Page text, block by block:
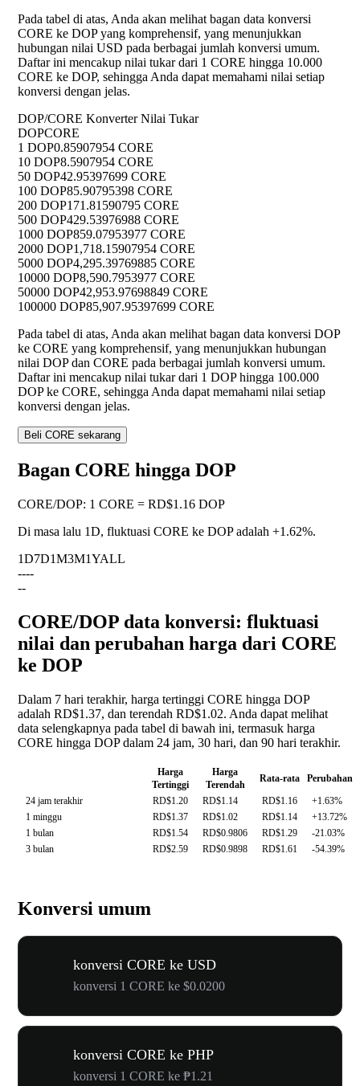
Pada tabel di atas, Anda akan melihat bagan data konversi
CORE ke DOP yang komprehensif, yang menunjukkan
hubungan nilai USD pada berbagai jumlah konversi umum.
Daftar ini mencakup nilai tukar dari 1 CORE hingga 10.000
CORE ke DOP, sehingga Anda dapat memahami nilai setiap
konversi dengan jelas.
DOP/CORE Konverter Nilai Tukar
DOPCORE
1 DOP0.85907954 CORE
10 DOP8.5907954 CORE
50 DOP42.95397699 CORE
100 DOP85.90795398 CORE
200 DOP171.81590795 CORE
500 DOP429.53976988 CORE
1000 DOP859.07953977 CORE
2000 DOP1,718.15907954 CORE
5000 DOP4,295.39769885 CORE
10000 DOP8,590.7953977 CORE
50000 DOP42,953.97698849 CORE
100000 DOP85,907.95397699 CORE
Pada tabel di atas, Anda akan melihat bagan data konversi DOP
ke CORE yang komprehensif, yang menunjukkan hubungan
nilai DOP dan CORE pada berbagai jumlah konversi umum.
Daftar ini mencakup nilai tukar dari 1 DOP hingga 100.000
DOP ke CORE, sehingga Anda dapat memahami nilai setiap
konversi dengan jelas.
Beli CORE sekarang
Bagan CORE hingga DOP
CORE/DOP: 1 CORE = RD$1.16 DOP
Di masa lalu 1D, fluktuasi CORE ke DOP adalah +1.62%.
1D7D1M3M1YALL
----
--
CORE/DOP data konversi: fluktuasi
nilai dan perubahan harga dari CORE
ke DOP
Dalam 7 hari terakhir, harga tertinggi CORE hingga DOP
adalah RD$1.37, dan terendah RD$1.02. Anda dapat melihat
data selengkapnya pada tabel di bawah ini, termasuk harga
CORE hingga DOP dalam 24 jam, 30 hari, dan 90 hari terakhir.
Harga
Tertinggi
Harga
Terendah
Rata-rata
Perubahan
24 jam terakhir
RD$1.20 RD$1.14 RD$1.16
+1.63%
1 minggu
RD$1.37 RD$1.02 RD$1.14
+13.72%
1 bulan
RD$1.54 RD$0.9806 RD$1.29
-21.03%
3 bulan
RD$2.59 RD$0.9898 RD$1.61 -54.39%
Konversi umum
konversi CORE ke USD
konversi 1 CORE ke $0.0200
konversi CORE ke PHP
konversi 1 CORE ke ₱1.21